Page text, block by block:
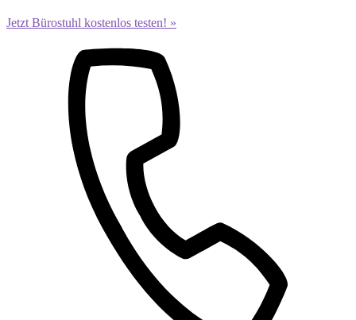
Jetzt Bürostuhl kostenlos testen! »